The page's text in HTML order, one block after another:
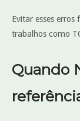
Evitar esses
trabalhos como
Quando